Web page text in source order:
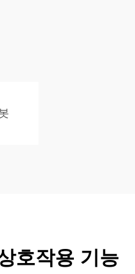
호작용 기능